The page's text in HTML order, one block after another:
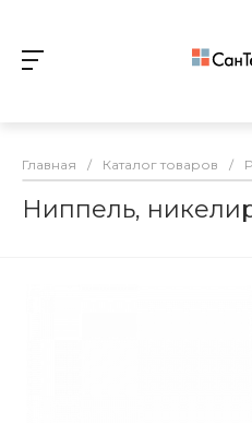
Главная / Каталог товаров /
Ниппель,